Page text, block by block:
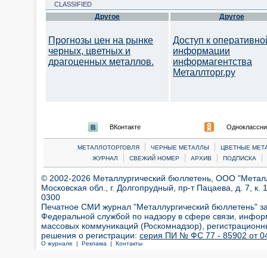
CLASSIFIED
Другое
Прогнозы цен на рынке
черных, цветных и
драгоценных металлов.
Другое
Доступ к
информации
информагентства
Металлторг.ру
ВКонтакте
МЕТАЛЛОТОРГОВЛЯ | ЧЕРНЫЕ МЕТАЛЛЫ |
ЦВЕТНЫЕ
ЖУРНАЛ
| СВЕЖИЙ НОМЕР | АРХИВ | ПОДПИСКА |
© 2002-2026 Металлургический бюллетень, ООО
Московская обл., г. Долгопрудный, пр-т Пацаева, д. 7,
0300
Печатное СМИ журнал "Металлургический бюллетень"
Федеральной службой по надзору в сфере связи,
массовых коммуникаций (Роскомнадзор),
решения о регистрации: серия ПИ № ФС 77 - 85902 от 04
О журнале | Реклама | Контакты